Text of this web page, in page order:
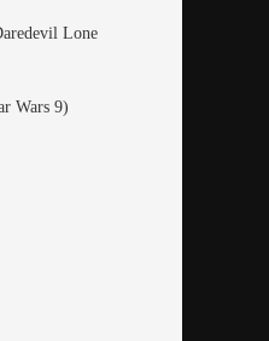
Lone
Wars 9)